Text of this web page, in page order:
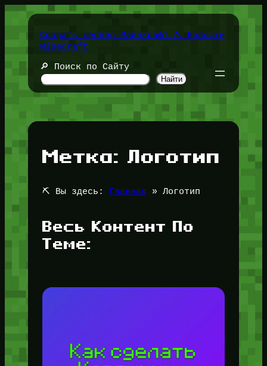
Перейти
содержимомуСоздать сервер Майнкрафт ⛏️ Новости
Minecraft
🔎 Поиск по Сайту
Найти
Метка: Логотип
⛏️ Вы здесь: Главная » Логотип
Весь Контент По
Теме: